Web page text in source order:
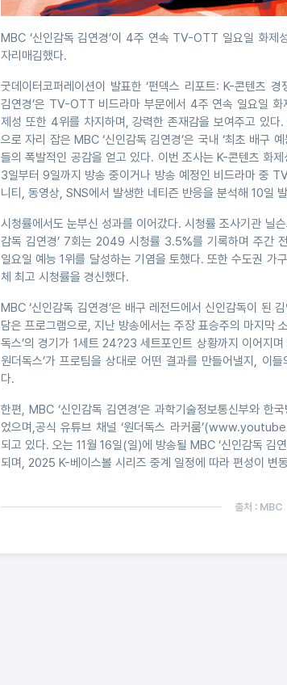
MBC ‘신인감독 김연경’이 4주 연속 TV-OTT 일요일 화제
자리매김했다.
굿데이터코퍼레이션이 발표한 ‘펀덱스 리포트: K-콘텐츠
김연경’은 TV-OTT 비드라마 부문에서 4주 연속 일요일
제성 또한 4위를 차지하며, 강력한 존재감을 보여주고 있
으로 자리 잡은 MBC ‘신인감독 김연경’은 국내 ‘최초 배구
들의 폭발적인 공감을 얻고 있다. 이번 조사는 K-콘텐츠 화
3일부터 9일까지 방송 중이거나 방송 예정인 비드라마 중
니티, 동영상, SNS에서 발생한 네티즌 반응을 분석해 10일
시청률에서도 눈부신 성과를 이어갔다. 시청률 조사기관 닐
감독 김연경’ 7회는 2049 시청률 3.5%를 기록하며 주간
일요일 예능 1위를 달성하는 기염을 토했다. 또한 수도권
체 최고 시청률을 경신했다.
MBC ‘신인감독 김연경’은 배구 레전드에서 신인감독이 된
담은 프로그램으로, 지난 방송에서는 주장 표승주의 마지막
독스’의 경기가 1세트 24?23 세트포인트 상황까지 이어지
원더독스’가 프로팀을 상대로 어떤 결과를 만들어낼지, 이
다.
한편, MBC ‘신인감독 김연경’은 과학기술정보통신부와 한
었으며,공식 유튜브 채널 ‘원더독스 라커룸
되고 있다. 오는 11월 16일(일)에 방송될 MBC ‘신인감독
되며, 2025 K-베이스볼 시리즈 중계 일정에 따라 편성이 변
출처 : MBC